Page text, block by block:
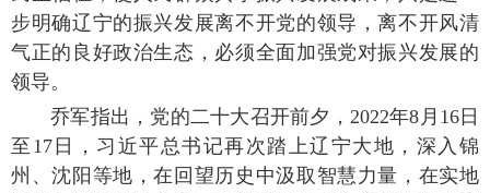
步明确辽宁的振兴发展离不开党的领导，离不开风清
气正的良好政治生态，必须全面加强党对振兴发展的
领导。
乔军指出，党的二十大召开前夕，2022年8月16日
至17日，习近平总书记再次踏上辽宁大地，深入锦
州、沈阳等地，在回望历史中汲取智慧力量，在实地